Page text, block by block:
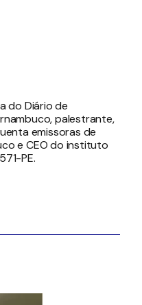
do Diário de
palestrante,
emissoras de
e CEO do instituto
PE.